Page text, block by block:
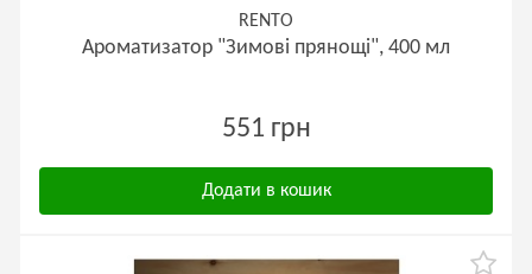
RENTO
Ароматизатор "Зимові прянощі", 400 мл
551 грн
Додати в кошик